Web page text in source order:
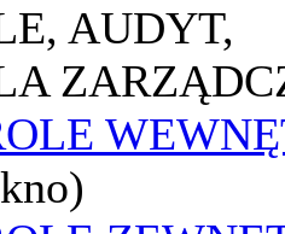
AUDYT,